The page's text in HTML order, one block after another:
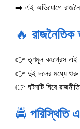
➡️ এই অভিযোগে
🔥 রাজনৈতিক
👉 তৃণমূল কংগ্রেস এই
👉 দুই দলের মধ্যে শুরু
👉 ঘটনাটি ঘিরে
🚔 পরিস্থিতি